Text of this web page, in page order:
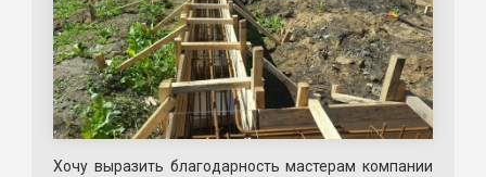
Хочу выразить благодарность мастерам компании